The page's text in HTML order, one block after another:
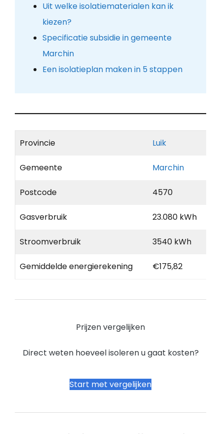
Uit welke isolatiematerialen kan ik
kiezen?
Specificatie subsidie in gemeente
Marchin
Een isolatieplan maken in 5 stappen
Provincie Luik
Gemeente Marchin
Postcode 4570
Gasverbruik 23.080 kWh
Stroomverbruik 3540 kWh
Gemiddelde energierekening €175,82
Prijzen vergelijken
Direct weten hoeveel isoleren u gaat kosten?
Start met vergelijken